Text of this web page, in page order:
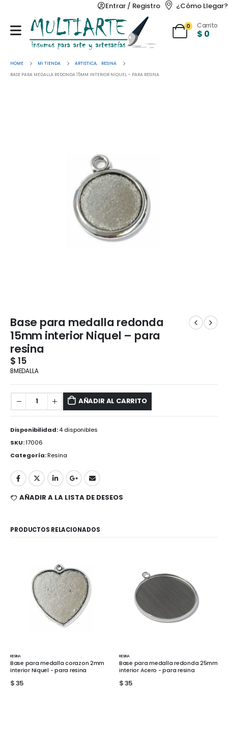
Entrar / Registro ¿Cómo Llegar?
0 Carrito
$ 0
HOME MI TIENDA ARTISTICA,
RESINA
BASE PARA MEDALLA REDONDA 15MM INTERIOR NIQUEL – PARA RESINA
Base para medalla redonda
15mm interior Niquel – para
resina
$ 15
BMEDALLA
AÑADIR AL CARRITO
Disponibilidad:4 disponibles
SKU:17006
Categoría:Resina
AÑADIR A LA LISTA DE DESEOS
PRODUCTOS RELACIONADOS
RESINA
Base para medalla corazon 2mm
interior Niquel - para resina
$35
RESINA
Base para medalla redonda 25mm
interior Acero - para resina
$35